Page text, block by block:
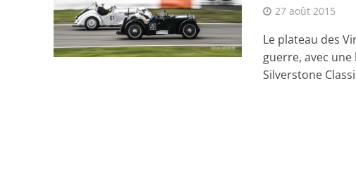
27 août 2015
Le plateau des
guerre, avec
Silverstone